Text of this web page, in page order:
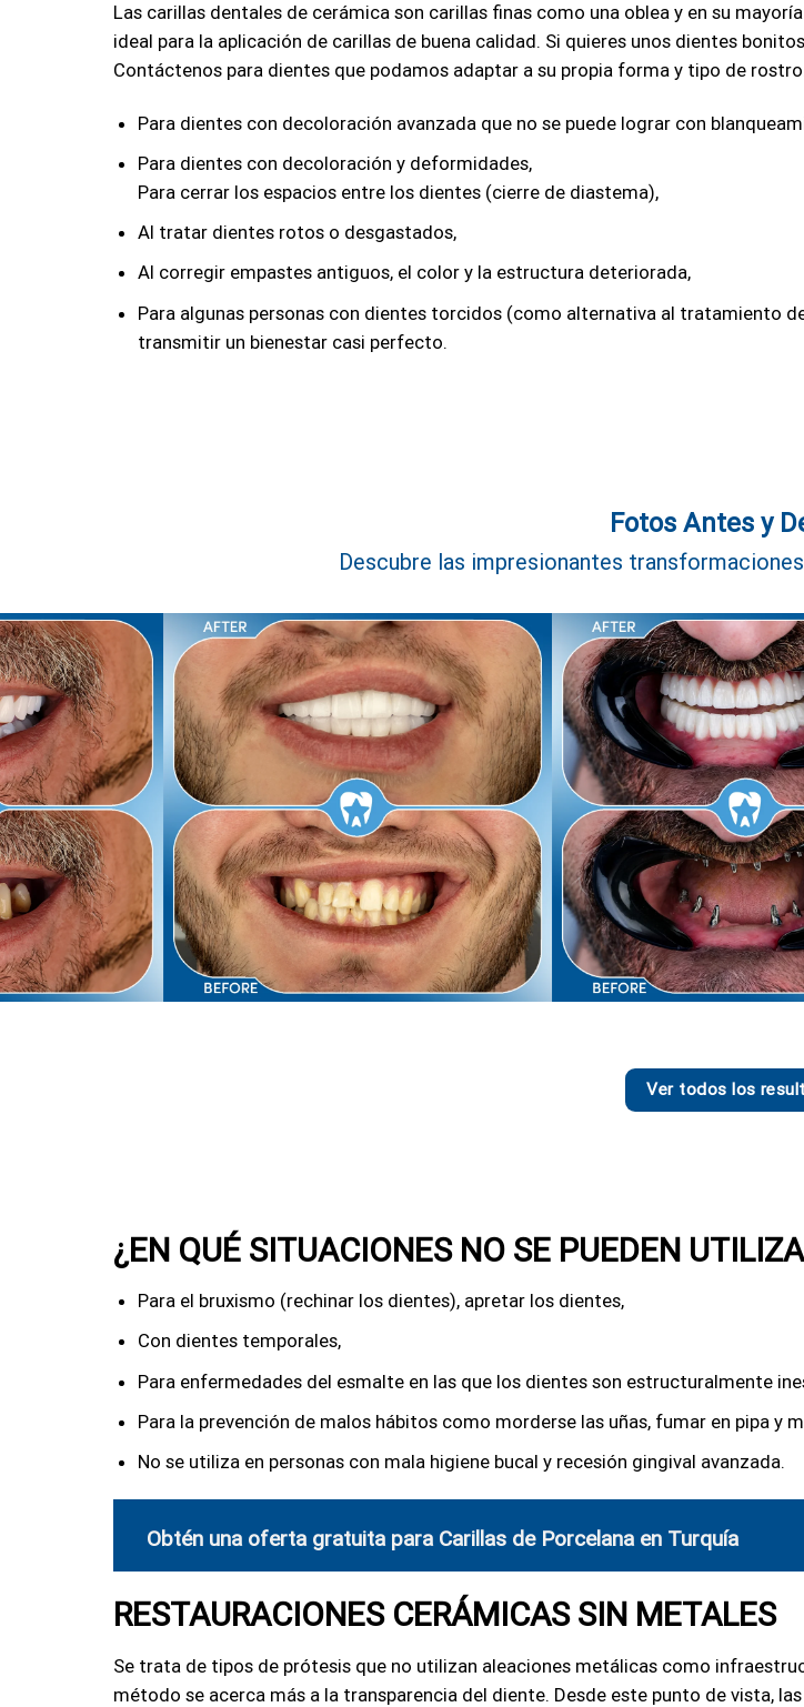
Las carillas dentales de cerámica son carillas finas como una oblea y en su
ideal para la aplicación de carillas de buena calidad. Si quieres unos dientes
Contáctenos para dientes que podamos adaptar a su propia forma y tipo de
Para dientes con decoloración avanzada que no se puede lograr con
Para dientes con decoloración y deformidades,
Para cerrar los espacios entre los dientes (cierre de diastema),
Al tratar dientes rotos o desgastados,
Al corregir empastes antiguos, el color y la estructura deteriorada,
Para algunas personas con dientes torcidos (como alternativa al tratamiento
transmitir un bienestar casi perfecto.
Fotos Antes y
Descubre las impresionantes
Ver todos los
¿EN QUÉ SITUACIONES NO SE PUEDEN
Para el bruxismo (rechinar los dientes), apretar los dientes,
Con dientes temporales,
Para enfermedades del esmalte en las que los dientes son estructuralmente
Para la prevención de malos hábitos como morderse las uñas, fumar en pipa y
No se utiliza en personas con mala higiene bucal y recesión gingival avanzada.
Obtén una oferta gratuita para Carillas de Porcelana en Turquía
RESTAURACIONES CERÁMICAS SIN METALES
Se trata de tipos de prótesis que no utilizan aleaciones metálicas como
método se acerca más a la transparencia del diente. Desde este punto de vista,